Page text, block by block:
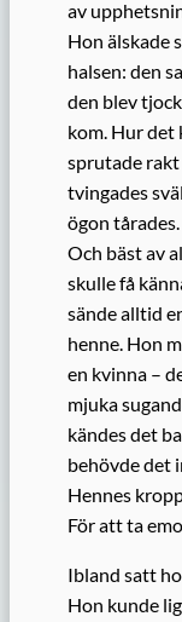
av
Hon älskade
halsen: den
den blev
kom. Hur det
sprutade rakt
tvingades
ögon tårades.
Och bäst av
skulle få
sände alltid
henne. Hon
en kvinna –
mjuka
kändes det
behövde det
Hennes
För att ta
Ibland satt
Hon kunde